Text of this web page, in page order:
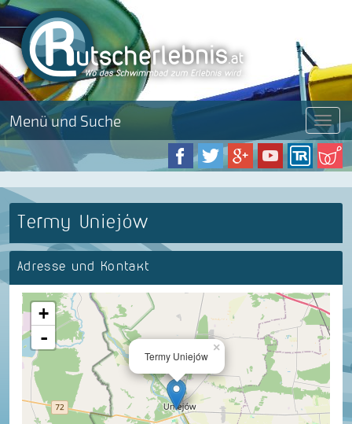
Menü und Suche Menü
Termy Uniejów
Adresse und Kontakt
×
Termy Uniejów
+
-